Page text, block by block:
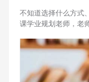
不知道选择什么方式
课学业规划老师，老